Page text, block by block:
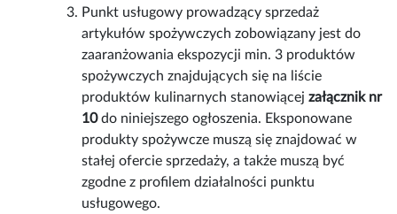
Punkt usługowy prowadzący sprzedaż
artykułów spożywczych zobowiązany jest do
zaaranżowania ekspozycji min. 3 produktów
spożywczych znajdujących się na liście
produktów kulinarnych stanowiącejzałącznik nr
10do niniejszego ogłoszenia. Eksponowane
produkty spożywcze muszą się znajdować w
stałej ofercie sprzedaży, a także muszą być
zgodne z profilem działalności punktu
usługowego.